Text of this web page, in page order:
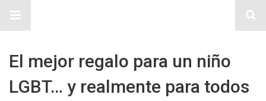
El mejor regalo para un niño
LGBT… y realmente para todos